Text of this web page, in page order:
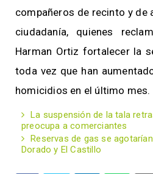
compañeros de recinto y de
ciudadanía, quienes
Harman Ortiz fortalecer la
toda vez que han
homicidios en el último mes.
La suspensión de la tala
preocupa a comerciantes
Reservas de gas se
Dorado y El Castillo